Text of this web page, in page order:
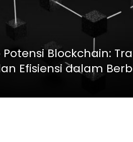
Blockchain:
Efisiensi dalam